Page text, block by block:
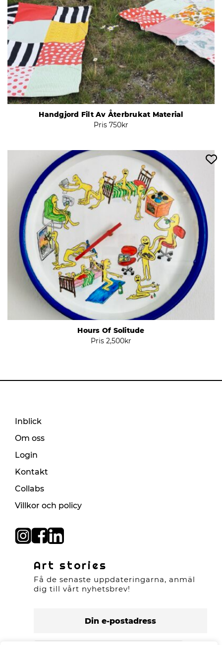
Handgjord Filt Av Återbrukat Material
Pris 750kr
Hours Of Solitude
Pris 2,500kr
Inblick
Om oss
Login
Kontakt
Collabs
Villkor och policy
Art stories
Få de senaste uppdateringarna, anmäl
dig till vårt nyhetsbrev!